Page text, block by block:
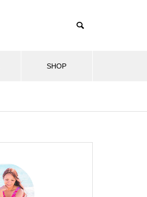
SHOP
鳥山ハワイフェスティ
飛鳥山ハワイフェスティ
！